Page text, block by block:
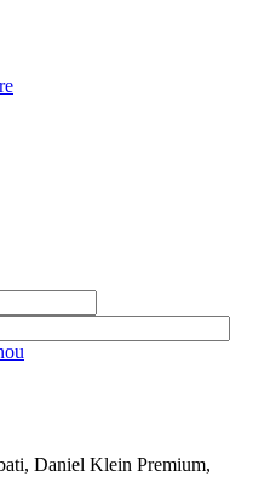
Daniel Klein Premium,